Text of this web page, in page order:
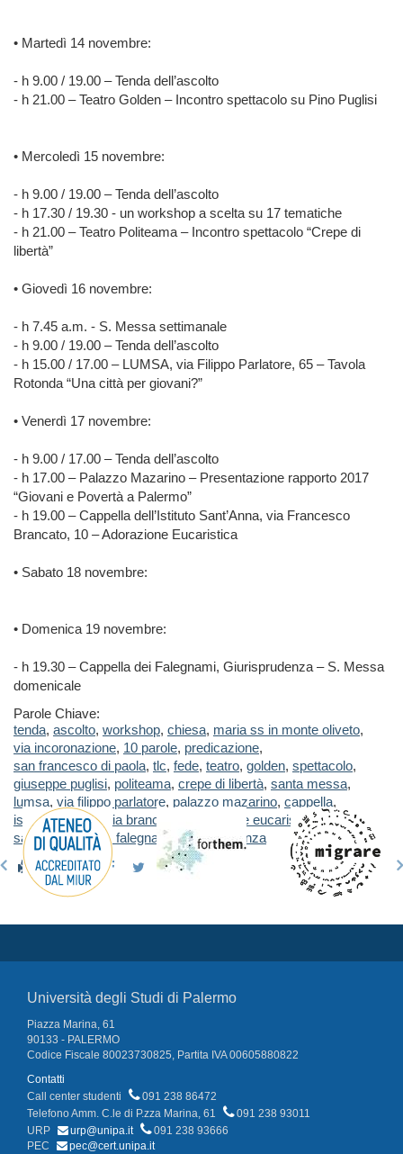
• Martedì 14 novembre:
- h 9.00 / 19.00 – Tenda dell’ascolto
- h 21.00 – Teatro Golden – Incontro spettacolo su Pino Puglisi
• Mercoledì 15 novembre:
- h 9.00 / 19.00 – Tenda dell’ascolto
- h 17.30 / 19.30 - un workshop a scelta su 17 tematiche
- h 21.00 – Teatro Politeama – Incontro spettacolo “Crepe di
libertà”
• Giovedì 16 novembre:
- h 7.45 a.m. - S. Messa settimanale
- h 9.00 / 19.00 – Tenda dell’ascolto
- h 15.00 / 17.00 – LUMSA, via Filippo Parlatore, 65 – Tavola
Rotonda “Una città per giovani?”
• Venerdì 17 novembre:
- h 9.00 / 17.00 – Tenda dell’ascolto
- h 17.00 – Palazzo Mazarino – Presentazione rapporto 2017
“Giovani e Povertà a Palermo”
- h 19.00 – Cappella dell’Istituto Sant’Anna, via Francesco
Brancato, 10 – Adorazione Eucaristica
• Sabato 18 novembre:
• Domenica 19 novembre:
- h 19.30 – Cappella dei Falegnami, Giurisprudenza – S. Messa
domenicale
Parole Chiave:
tenda, ascolto, workshop, chiesa, maria ss in monte oliveto,
via incoronazione, 10 parole, predicazione,
san francesco di paola, tlc, fede, teatro, golden, spettacolo,
giuseppe puglisi, politeama, crepe di libertà, santa messa,
lumsa, via filippo parlatore, palazzo mazarino, cappella,
istituto s. anna, via brancato adorazione eucaristica,
san giuseppe dei falegnami giurisprudenza
Università degli Studi di Palermo
Piazza Marina, 61
90133 - PALERMO
Codice Fiscale 80023730825, Partita IVA 00605880822
Contatti
Call center studenti
091 238 86472
Telefono Amm. C.le di P.zza Marina, 61
091 238 93011
URP
urp@unipa.it
091 238 93666
PEC
pec@cert.unipa.it